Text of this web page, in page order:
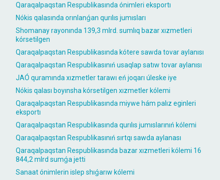
Qaraqalpaqstan Respublikasında ónimleri eksportı
Nókis qalasında orınlanǵan qurılıs jumısları
Shomanay rayonında 139,3 mlrd. sumlıq bazar xızmetleri
kórsetilgen
Qaraqalpaqstan Respublikasında kótere sawda tovar aylanısı
Qaraqalpaqstan Respublikasınıń usaqlap satıw tovar aylanısı
JAÓ quramında xızmetler tarawı eń joqarı úleske iye
Nókis qalası boyınsha kórsetilgen xızmetler kólemi
Qaraqalpaqstan Respublikasında miywe hám palız eginleri
eksportı
Qaraqalpaqstan Respublikasında qurılıs jumıslarınıń kólemi
Qaraqalpaqstan Respublikasınıń sırtqı sawda aylanası
Qaraqalpaqstan Respublikasında bazar xızmetleri kólemi 16
844,2 mlrd sumǵa jetti
Sanaat ónimlerin islep shıǵarıw kólemi